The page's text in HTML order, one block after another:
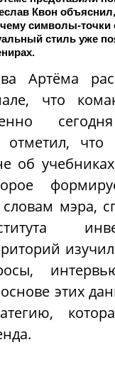
Квон
символы-точки
стиль уже
Артёма
что
об
мэра,
этих